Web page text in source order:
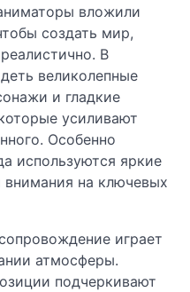
вложили
создать мир,
В
великолепные
и гладкие
усиливают
Особенно
используются яркие
внимания на ключевых
играет
атмосферы.
подчеркивают